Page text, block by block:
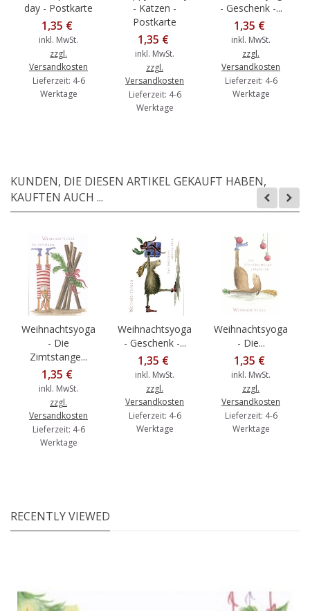
day - Postkarte
1,35 €
inkl. MwSt.
zzgl.
Versandkosten
Lieferzeit: 4-6
Werktage
- Katzen -
Postkarte
1,35 €
inkl. MwSt.
zzgl.
Versandkosten
Lieferzeit: 4-6
Werktage
- Geschenk -...
1,35 €
inkl. MwSt.
zzgl.
Versandkosten
Lieferzeit: 4-6
Werktage
KUNDEN, DIE DIESEN ARTIKEL GEKAUFT HABEN,
KAUFTEN AUCH ...
Weihnachtsyoga
- Die
Zimtstange...
1,35 €
inkl. MwSt.
zzgl.
Versandkosten
Lieferzeit: 4-6
Werktage
Weihnachtsyoga
- Geschenk -...
1,35 €
inkl. MwSt.
zzgl.
Versandkosten
Lieferzeit: 4-6
Werktage
Weihnachtsyoga
- Die...
1,35 €
inkl. MwSt.
zzgl.
Versandkosten
Lieferzeit: 4-6
Werktage
RECENTLY VIEWED